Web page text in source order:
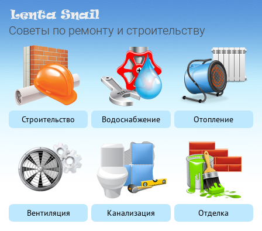
Советы по ремонту и строительству
Строительство Водоснабжение Отопление
Вентиляция Канализация Отделка